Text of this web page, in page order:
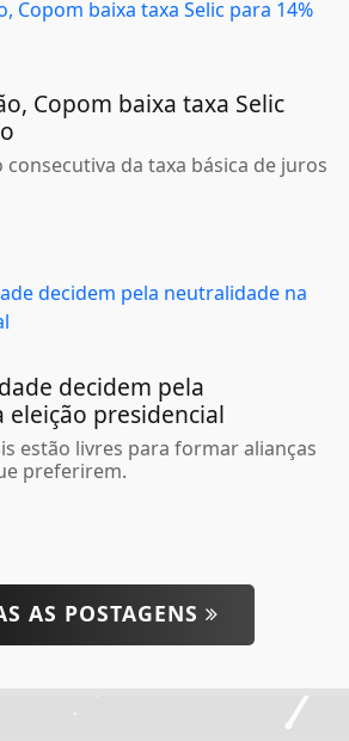
Copom baixa taxa Selic
consecutiva da taxa básica de juros
decidem pela
presidencial
estão livres para formar alianças
preferirem.
AS POSTAGENS